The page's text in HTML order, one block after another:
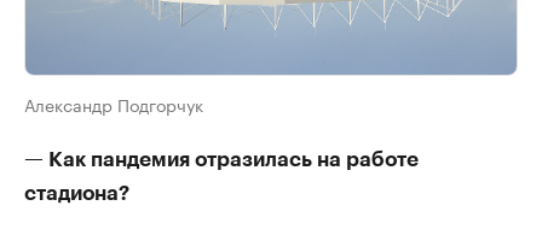
Александр Подгорчук
— Как пандемия отразилась на работе
стадиона?